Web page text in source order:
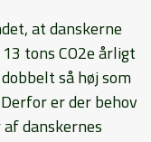
at danskerne
tons CO2e årligt
så høj som
er der behov
danskernes